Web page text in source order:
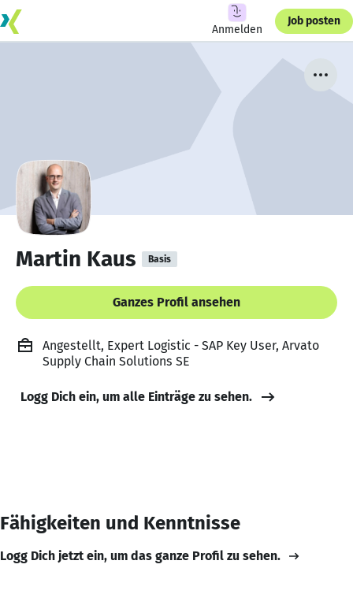
Anmelden
Job posten
Martin Kaus Basis
Ganzes Profil ansehen
Angestellt, Expert Logistic - SAP Key User, Arvato
Supply Chain Solutions SE
Logg Dich ein, um alle Einträge zu sehen.
Fähigkeiten und Kenntnisse
Logg Dich jetzt ein, um das ganze Profil zu sehen.